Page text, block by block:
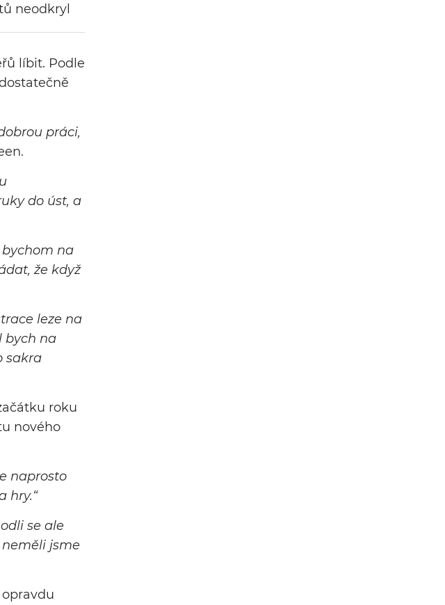
neodkryl
líbit. Podle
práci,
do úst, a
bychom na
že když
leze na
bych na
sakra
roku
nového
naprosto
hry.“
se ale
jsme